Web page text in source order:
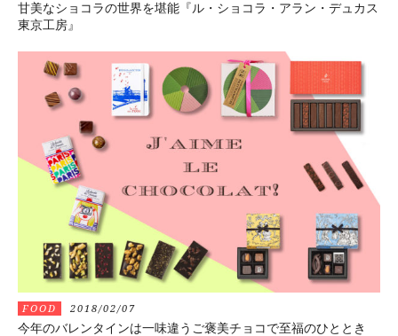
甘美なショコラの世界を堪能『ル・ショコラ・アラン・デュカス
東京工房』
FOOD 2018/02/07
今年のバレンタインは一味違うご褒美チョコで至福のひととき